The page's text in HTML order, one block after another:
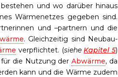
und wo darüber hinaus
Wärmenetzes gegeben sind.
und –partnern und die
. Gleichzeitig sind Neubau-
verpflichtet. (siehe Kapitel 5)
für die Nutzung derAbwärme, da
kann und die Wärme zudem